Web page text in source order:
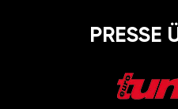
PRESSE